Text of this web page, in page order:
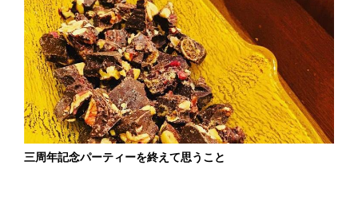
三周年記念パーティーを終えて思うこと